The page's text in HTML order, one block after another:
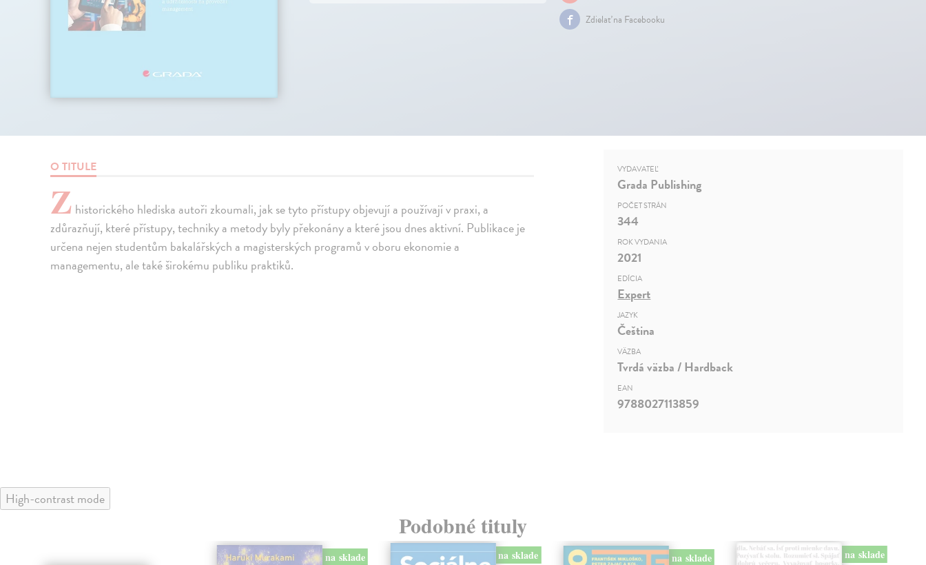
Zdielať na Facebooku
O TITULE
Z historického hlediska autoři zkoumali, jak se tyto přístupy objevují a používají v praxi, a
zdůrazňují, které přístupy, techniky a metody byly překonány a které jsou dnes aktivní. Publikace je
určena nejen studentům bakalářských a magisterských programů v oboru ekonomie a
managementu, ale také širokému publiku praktiků.
VYDAVATEĽ
Grada Publishing
POČET STRÁN
344
ROK VYDANIA
2021
EDÍCIA
Expert
JAZYK
Čeština
VÄZBA
Tvrdá väzba / Hardback
EAN
9788027113859
High-contrast mode
Podobné tituly
na sklade
na sklade na sklade na sklade